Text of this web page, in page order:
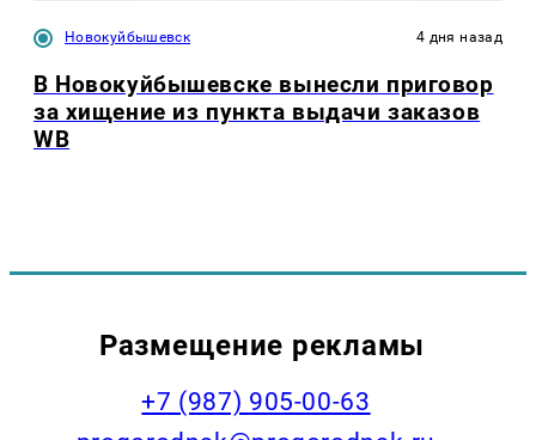
Новокуйбышевск 4 дня назад
В Новокуйбышевске вынесли приговор
за хищение из пункта выдачи заказов
WB
Размещение рекламы
+7 (987) 905-00-63